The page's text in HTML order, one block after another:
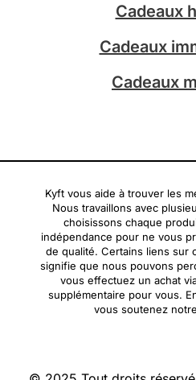
Cadeaux
Cadeaux
Cadeaux
Kyft vous aide à trouver les
Nous travaillons avec
choisissons chaque
indépendance pour ne vous
de qualité. Certains liens sur
signifie que nous pouvons
vous effectuez un achat
supplémentaire pour vous.
vous soutenez